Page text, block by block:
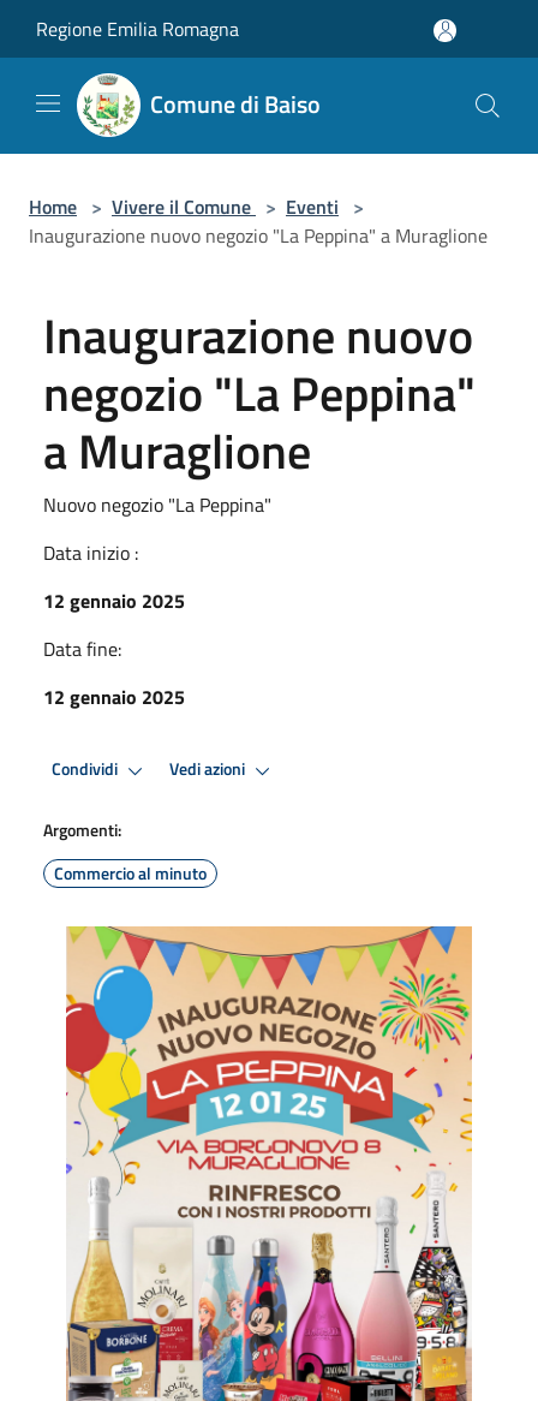
Regione Emilia Romagna
Comune di Baiso
Home > Vivere il Comune > Eventi >
Inaugurazione nuovo negozio "La Peppina" a Muraglione
Inaugurazione nuovo
negozio "La Peppina"
a Muraglione
Nuovo negozio "La Peppina"
Data inizio :
12 gennaio 2025
Data fine:
12 gennaio 2025
Condividi Vedi azioni
Argomenti:
Commercio al minuto